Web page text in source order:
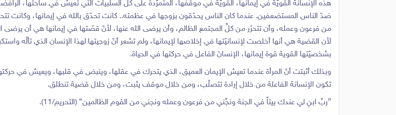
هذه الإنسانة القويّة في إيمانها، القويّة في موقفها، المتمرّدة على كلِّ السلبيات التي تعيش في ساحتها،
ضدّ الناس المستضعفين. عندما كان الناس يحدّقون بزوجها في عظمته.. كانت تحدّق بالله في إيمانها، وكانت
من فرعون وعمله، وأن تتحرّر من كلِّ المجتمع الظالم، وأن يرضى الله عنها، لأنّ قصّتها في إيمانها هي أن يرضى
لأن القضية هي أنها أخلصت لإنسانيّتها في إخلاصها لإيمانها، ولم تشعر أنّ زوجيتها لهذا الإنسان الذي تألّه
بشخصيّتها القوية قوة إيمانها، الإنسانَ الفاعل في حركتها في الحياة.
وبذلك أثبتت أنّ المرأة عندما تعيش الإيمان العميق، الذي يتحرك في عقلها، وينبض في قلبها، ويعيش في
تكون الإنسانة الفاعلة من خلال إرادة تتصلّب، ومن خلال موقف يثبت، ومن خلال قضية تنطلق.
{ربِّ ابنِ لي عندك بيتاً في الجنة ونجِّني من فرعون وعمله ونجني من القوم الظالمين} (التحريم/11).